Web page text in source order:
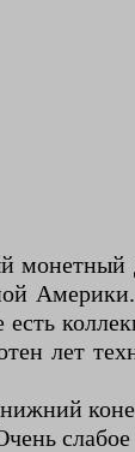
Америки.
лет